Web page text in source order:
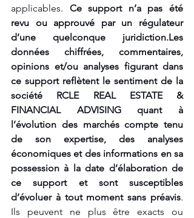
applicables. Ce support n’a pas été
revu ou approuvé par un régulateur
d’une quelconque juridiction.Les
données chiffrées, commentaires,
opinions et/ou analyses figurant dans
ce support reflètent le sentiment de la
société RCLE REAL ESTATE &
FINANCIAL ADVISING quant à
l’évolution des marchés compte tenu
de son expertise, des analyses
économiques et des informations en sa
possession à la date d’élaboration de
ce support et sont susceptibles
d’évoluer à tout moment sans préavis.
Ils peuvent ne plus être exacts ou